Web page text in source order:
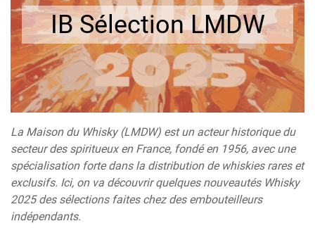
IB Sélection LMDW
La Maison du Whisky (LMDW) est un acteur historique du
secteur des spiritueux en France, fondé en 1956, avec une
spécialisation forte dans la distribution de whiskies rares et
exclusifs. Ici, on va découvrir quelques nouveautés Whisky
2025 des sélections faites chez des embouteilleurs
indépendants.